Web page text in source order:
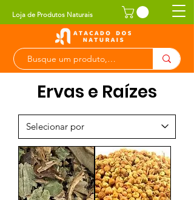
Loja de Produtos Naturais
Ervas e Raízes